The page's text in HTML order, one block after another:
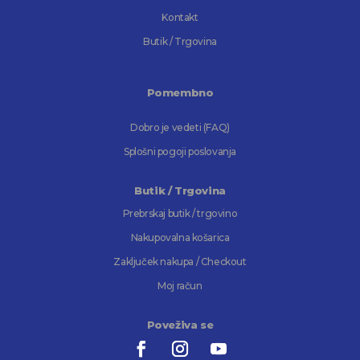
Kontakt
Butik / Trgovina
Pomembno
Dobro je vedeti (FAQ)
Splošni pogoji poslovanja
Butik / Trgovina
Prebrskaj butik / trgovino
Nakupovalna košarica
Zaključek nakupa / Checkout
Moj račun
Poveživa se